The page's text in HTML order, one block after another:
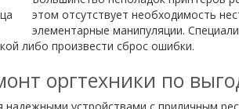
этом отсутствует необходимость
элементарные манипуляции.
либо произвести сброс ошибки.
оргтехники по
устройствами с приличным